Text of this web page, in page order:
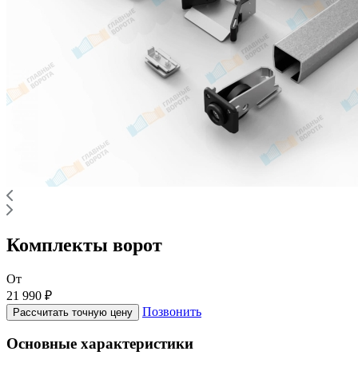
Комплекты ворот
От
21 990 ₽
Рассчитать точную цену Позвонить
Основные характеристики